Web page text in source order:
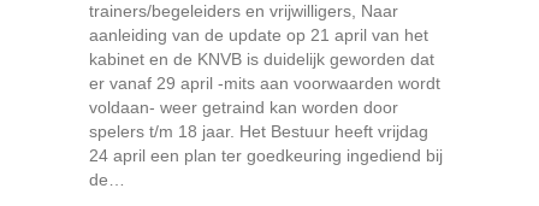
trainers/begeleiders en vrijwilligers, Naar
aanleiding van de update op 21 april van het
kabinet en de KNVB is duidelijk geworden dat
er vanaf 29 april -mits aan voorwaarden wordt
voldaan- weer getraind kan worden door
spelers t/m 18 jaar. Het Bestuur heeft vrijdag
24 april een plan ter goedkeuring ingediend bij
de…